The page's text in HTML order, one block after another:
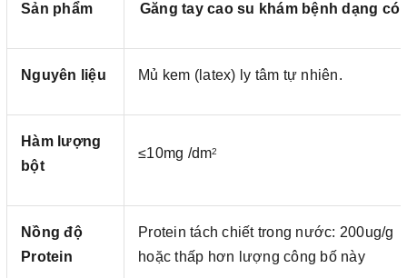
Sản phẩm Găng tay cao su khám bệnh dạng có
Nguyên liệu Mủ kem (latex) ly tâm tự nhiên.
Hàm lượng
bột
≤10mg /dm2
Nồng độ
Protein
Protein tách chiết trong nước: 200ug/g
hoặc thấp hơn lượng công bố này